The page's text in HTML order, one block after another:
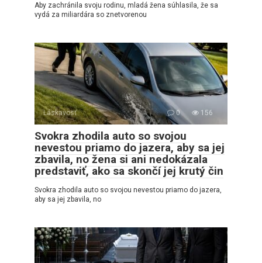
Aby zachránila svoju rodinu, mladá žena súhlasila, že sa
vydá za miliardára so znetvorenou
Láskavosť 0 156
Svokra zhodila auto so svojou
nevestou priamo do jazera, aby sa jej
zbavila, no žena si ani nedokázala
predstaviť, ako sa skončí jej krutý čin
Svokra zhodila auto so svojou nevestou priamo do jazera,
aby sa jej zbavila, no